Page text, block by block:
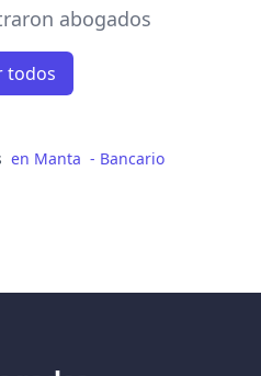
abogados
todos
en Manta - Bancario